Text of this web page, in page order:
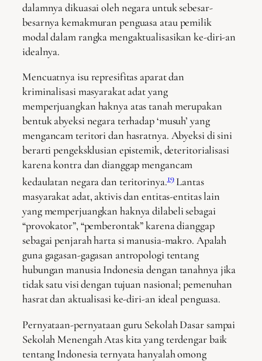
dalamnya dikuasai oleh negara untuk sebesar-
besarnya kemakmuran penguasa atau pemilik
modal dalam rangka mengaktualisasikan ke-diri-an
idealnya.
Mencuatnya isu represifitas aparat dan
kriminalisasi masyarakat adat yang
memperjuangkan haknya atas tanah merupakan
bentuk abyeksi negara terhadap ‘musuh’ yang
mengancam teritori dan hasratnya. Abyeksi di sini
berarti pengeksklusian epistemik, deteritorialisasi
karena kontra dan dianggap mengancam
kedaulatan negara dan teritorinya.19Lantas
masyarakat adat, aktivis dan entitas-entitas lain
yang memperjuangkan haknya dilabeli sebagai
“provokator”, “pemberontak” karena dianggap
sebagai penjarah harta si manusia-makro. Apalah
guna gagasan-gagasan antropologi tentang
hubungan manusia Indonesia dengan tanahnya jika
tidak satu visi dengan tujuan nasional; pemenuhan
hasrat dan aktualisasi ke-diri-an ideal penguasa.
Pernyataan-pernyataan guru Sekolah Dasar sampai
Sekolah Menengah Atas kita yang terdengar baik
tentang Indonesia ternyata hanyalah omong